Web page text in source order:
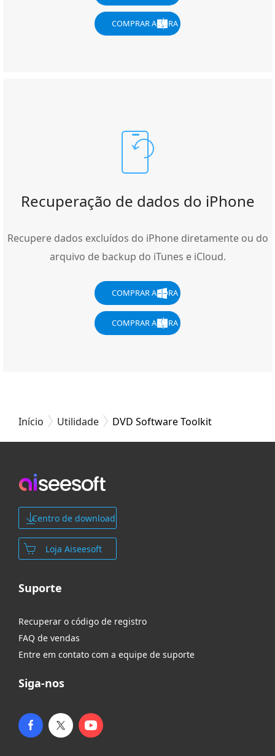
COMPRAR AGORA
Recuperação de dados do iPhone
Recupere dados excluídos do iPhone diretamente ou do
arquivo de backup do iTunes e iCloud.
COMPRAR AGORA
COMPRAR AGORA
Início Utilidade DVD Software Toolkit
Centro de download
Loja Aiseesoft
Suporte
Recuperar o código de registro
FAQ de vendas
Entre em contato com a equipe de suporte
Siga-nos